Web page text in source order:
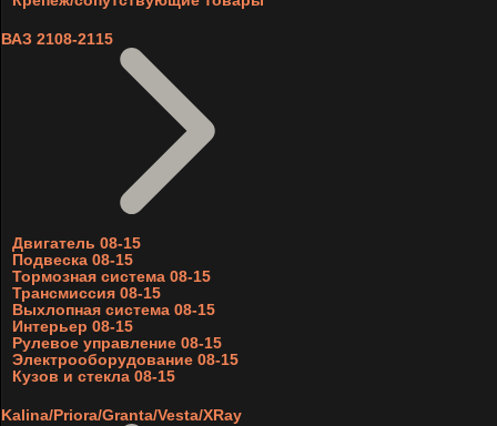
ВАЗ 2108-2115
Двигатель 08-15
Подвеска 08-15
Тормозная система 08-15
Трансмиссия 08-15
Выхлопная система 08-15
Интерьер 08-15
Рулевое управление 08-15
Электрооборудование 08-15
Кузов и стекла 08-15
Kalina/Priora/Granta/Vesta/XRay